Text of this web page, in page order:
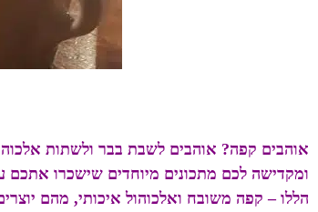
אוהבים קפה? אוהבים לשבת בבר ולשתות
ומקדישה לכם מתכונים מיוחדים שישכרו אתכם
הללו – קפה משובח ואלכוהול איכותי, מהם